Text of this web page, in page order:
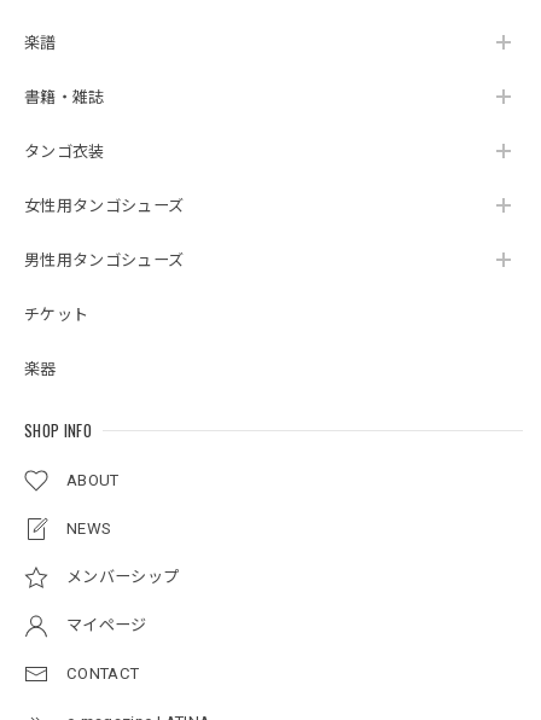
楽譜
書籍・雑誌
タンゴ衣装
女性用タンゴシューズ
男性用タンゴシューズ
チケット
楽器
SHOP INFO
ABOUT
NEWS
メンバーシップ
マイページ
CONTACT